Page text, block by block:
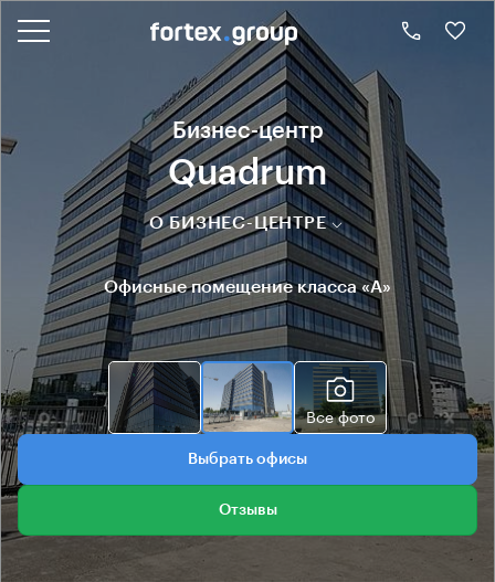
Бизнес-центр
Quadrum
О БИЗНЕС-ЦЕНТРЕ
Офисные помещение класса «А»
Все фото
Выбрать офисы
Отзывы